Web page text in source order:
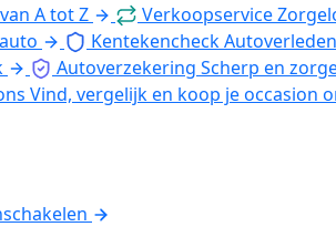
A tot Z Verkoopservice
Kentekencheck
Autoverzekering Scherp en
Vind, vergelijk en koop je occasion